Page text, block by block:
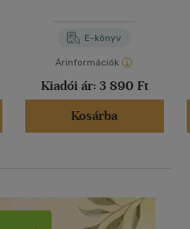
E-könyv
Árinformációk
Kiadói ár: 3 890 Ft
Kosárba